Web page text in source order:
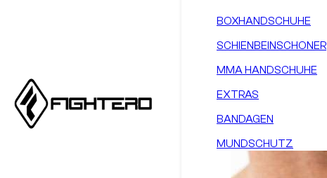
BOXHANDSCHUHE
SCHIENBEINSCHONER
MMA HANDSCHUHE
EXTRAS
BANDAGEN
MUNDSCHUTZ